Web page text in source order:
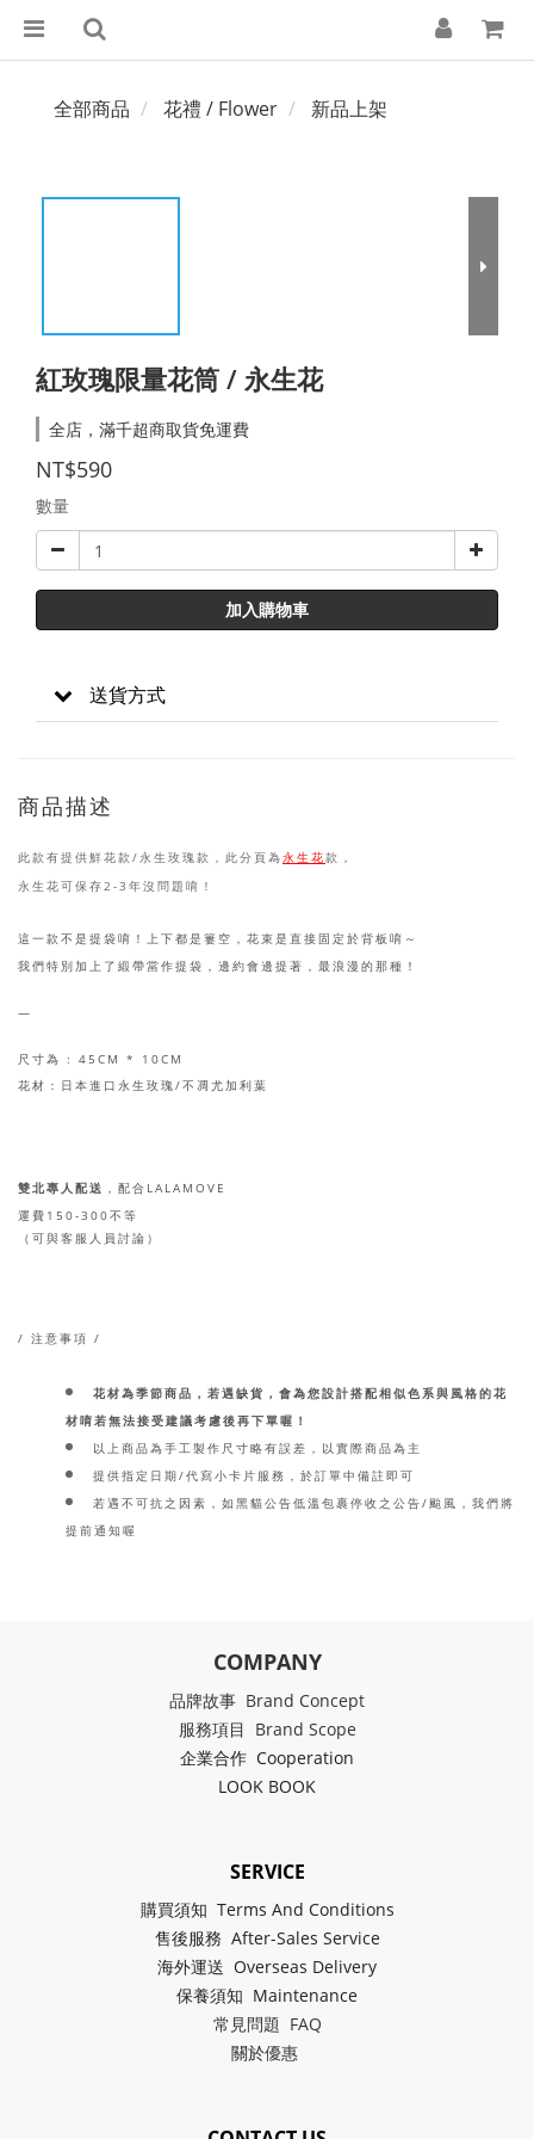
全部商品 花禮 / Flower 新品上架
紅玫瑰限量花筒 / 永生花
全店，滿千超商取貨免運費
NT$590
數量
加入購物車
送貨方式
商品描述
此款有提供鮮花款/永生玫瑰款，此分頁為永生花款，
永生花可保存2-3年沒問題唷！
這一款不是提袋唷！上下都是簍空，花束是直接固定於背板唷～
我們特別加上了緞帶當作提袋，邊約會邊提著，最浪漫的那種！
—
尺寸為 : 45CM * 10CM
花材：日本進口永生玫瑰/不凋尤加利葉
雙北專人配送 ，配合 LALAMOVE
運費 150-300不等
（可與客服人員討論）
/ 注意事項 /
花材為季節商品，若遇缺貨，會為您設計搭配相似色系與風格的花
材唷若無法接受建議考慮後再下單喔！
以上商品為手工製作尺寸略有誤差，以實際商品為主
提供指定日期/代寫小卡片服務，於訂單中備註即可
若遇不可抗之因素，如黑貓公告低溫包裹停收之公告/颱風，我們將
提前通知喔
COMPANY
品牌故事 Brand Concept
服務項目 Brand Scope
企業合作 Cooperation
LOOK BOOK
SERVICE
購買須知 Terms And Conditions
售後服務 After-Sales Service
海外運送 Overseas Delivery
保養須知 Maintenance
常見問題 FAQ
關於優惠